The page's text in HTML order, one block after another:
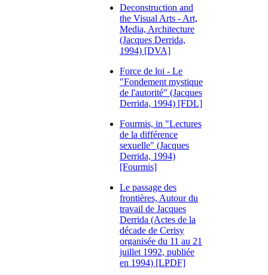
Deconstruction and
the Visual Arts - Art,
Media, Architecture
(Jacques Derrida,
1994) [DVA]
Force de loi - Le
"Fondement mystique
de l'autorité" (Jacques
Derrida, 1994) [FDL]
Fourmis, in "Lectures
de la différence
sexuelle" (Jacques
Derrida, 1994)
[Fourmis]
Le passage des
frontières, Autour du
travail de Jacques
Derrida (Actes de la
décade de Cerisy
organisée du 11 au 21
juillet 1992, publiée
en 1994) [LPDF]